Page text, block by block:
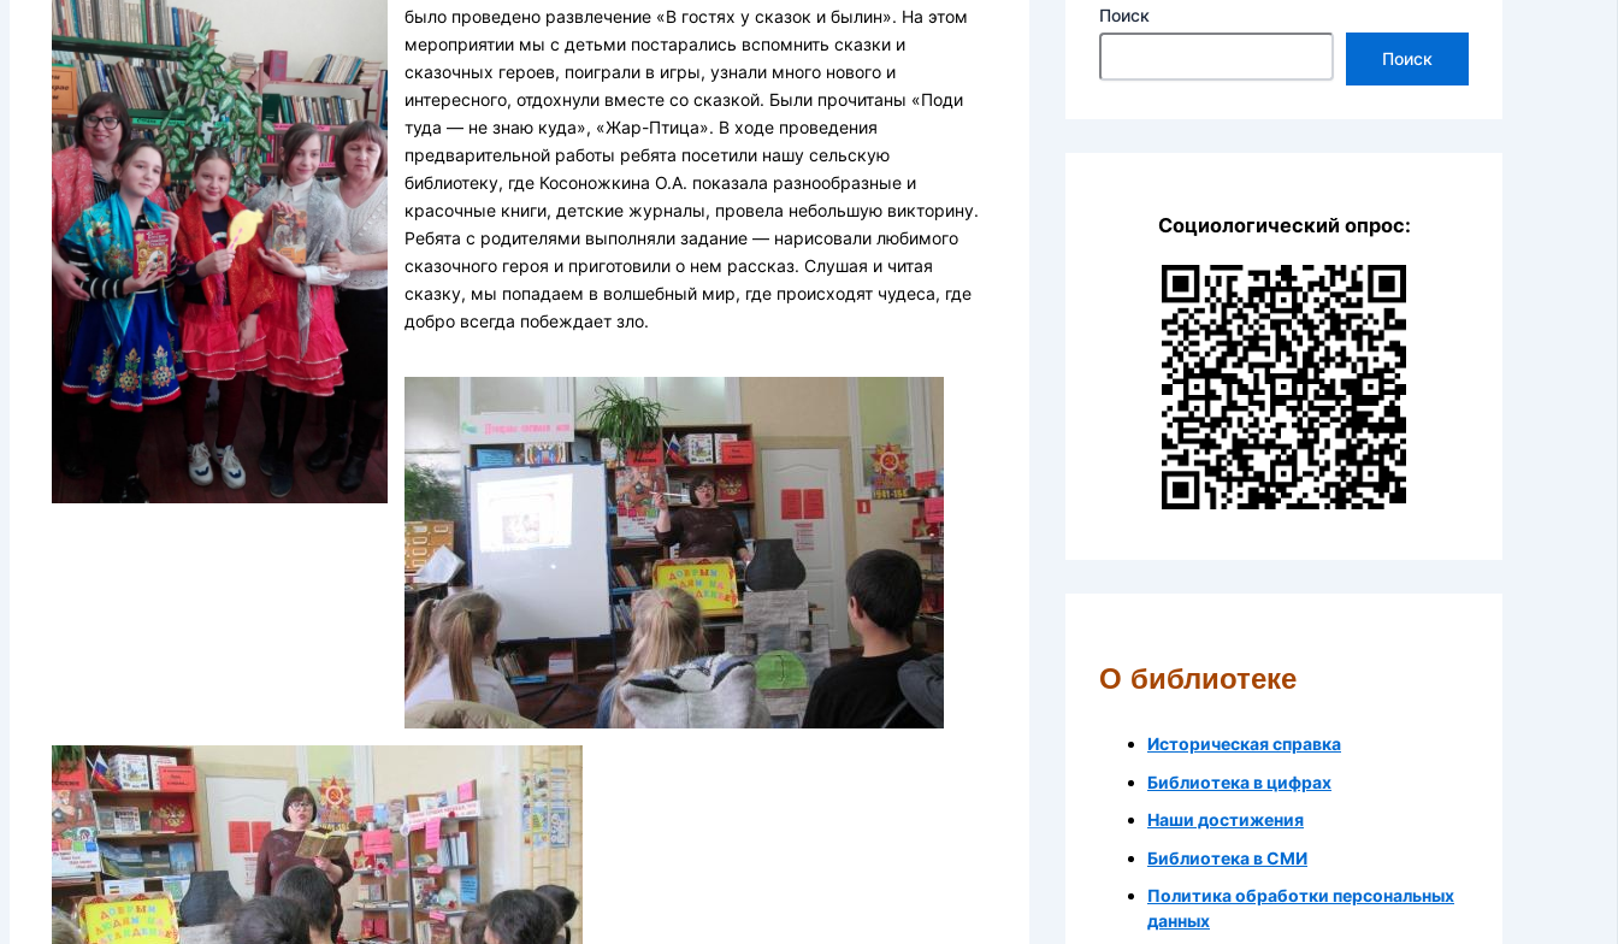
было проведено развлечение «В гостях у сказок и былин». На этом
мероприятии мы с детьми постарались вспомнить сказки и
сказочных героев, поиграли в игры, узнали много нового и
интересного, отдохнули вместе со сказкой. Были прочитаны «Поди
туда — не знаю куда», «Жар-Птица». В ходе проведения
предварительной работы ребята посетили нашу сельскую
библиотеку, где Косоножкина О.А. показала разнообразные и
красочные книги, детские журналы, провела небольшую викторину.
Ребята с родителями выполняли задание — нарисовали любимого
сказочного героя и приготовили о нем рассказ. Слушая и читая
сказку, мы попадаем в волшебный мир, где происходят чудеса, где
добро всегда побеждает зло.
Поиск
Поиск
Социологический опрос:
О библиотеке
Историческая справка
Библиотека в цифрах
Наши достижения
Библиотека в СМИ
Политика обработки персональных
данных